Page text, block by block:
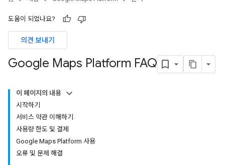
도움이 되었나요?
의견 보내기
Google Maps Platform FAQ
이 페이지의 내용
시작하기
서비스 약관 이해하기
사용량 한도 및 결제
Google Maps Platform 사용
오류 및 문제 해결